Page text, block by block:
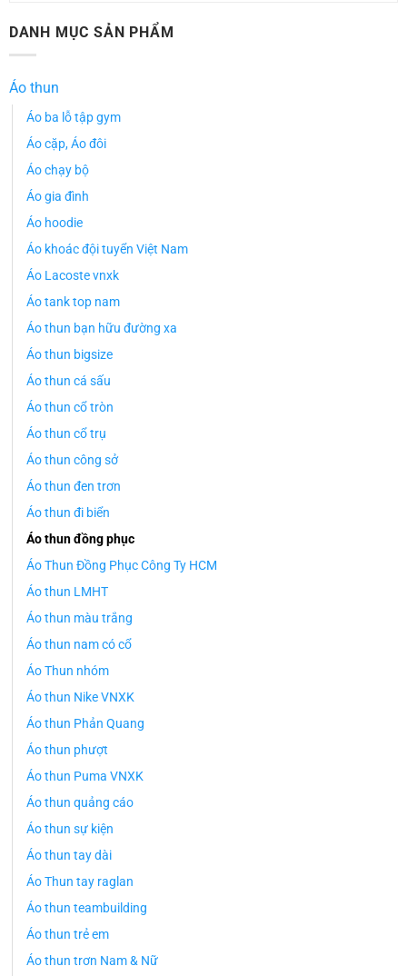
DANH MỤC SẢN PHẨM
Áo thun
Áo ba lỗ tập gym
Áo cặp, Áo đôi
Áo chạy bộ
Áo gia đình
Áo hoodie
Áo khoác đội tuyển Việt Nam
Áo Lacoste vnxk
Áo tank top nam
Áo thun bạn hữu đường xa
Áo thun bigsize
Áo thun cá sấu
Áo thun cổ tròn
Áo thun cổ trụ
Áo thun công sở
Áo thun đen trơn
Áo thun đi biển
Áo thun đồng phục
Áo Thun Đồng Phục Công Ty HCM
Áo thun LMHT
Áo thun màu trắng
Áo thun nam có cổ
Áo Thun nhóm
Áo thun Nike VNXK
Áo thun Phản Quang
Áo thun phượt
Áo thun Puma VNXK
Áo thun quảng cáo
Áo thun sự kiện
Áo thun tay dài
Áo Thun tay raglan
Áo thun teambuilding
Áo thun trẻ em
Áo thun trơn Nam & Nữ